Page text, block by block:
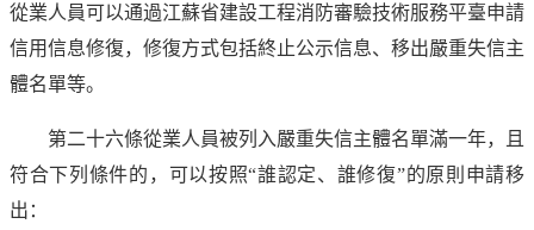
從業人員可以通過江蘇省建設工程消防審驗技術服務平臺申請
信用信息修復，修復方式包括終止公示信息、移出嚴重失信主
體名單等。
第二十六條從業人員被列入嚴重失信主體名單滿一年，且
符合下列條件的，可以按照“誰認定、誰修復”的原則申請移
出：